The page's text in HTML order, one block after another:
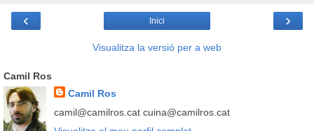
‹ ›
Inici
Visualitza la versió per a web
Camil Ros
Camil Ros
camil@camilros.cat cuina@camilros.cat